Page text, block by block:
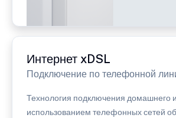
Интернет xDSL
Подключение по телефонной
Технология подключения домашнего
использованием телефонных сетей